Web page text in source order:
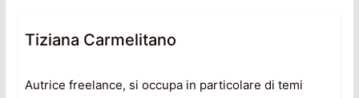
Tiziana Carmelitano
Autrice freelance, si occupa in particolare di temi